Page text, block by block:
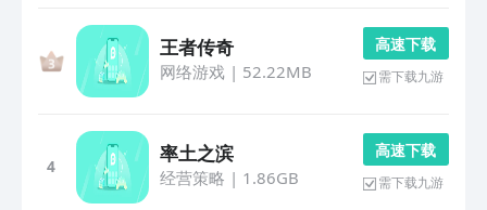
王者传奇
网络游戏| 52.22MB
高 速 下 载
需下载九游
4
率土之滨
经营策略 | 1.86GB
高 速 下 载
需下载九游